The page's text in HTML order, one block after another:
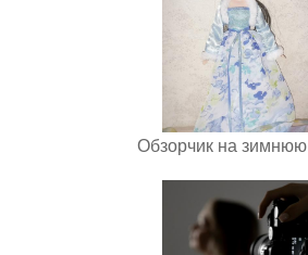
Обзорчик на зимнюю